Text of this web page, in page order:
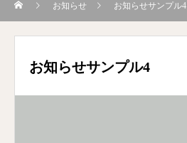
お知らせ お知らせサンプル4
お知らせサンプル4